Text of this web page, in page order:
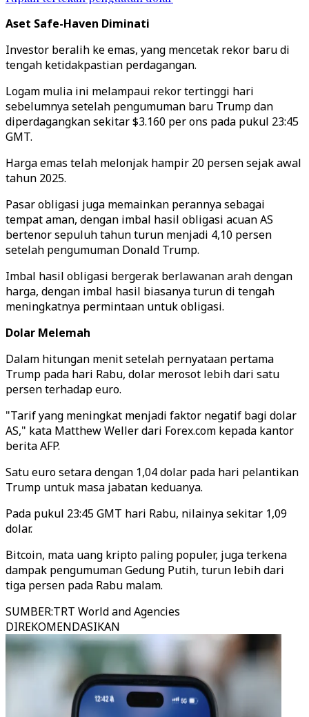
Aset Safe-Haven Diminati
Investor beralih ke emas, yang mencetak rekor baru di
tengah ketidakpastian perdagangan.
Logam mulia ini melampaui rekor tertinggi hari
sebelumnya setelah pengumuman baru Trump dan
diperdagangkan sekitar $3.160 per ons pada pukul 23:45
GMT.
Harga emas telah melonjak hampir 20 persen sejak awal
tahun 2025.
Pasar obligasi juga memainkan perannya sebagai
tempat aman, dengan imbal hasil obligasi acuan AS
bertenor sepuluh tahun turun menjadi 4,10 persen
setelah pengumuman Donald Trump.
Imbal hasil obligasi bergerak berlawanan arah dengan
harga, dengan imbal hasil biasanya turun di tengah
meningkatnya permintaan untuk obligasi.
Dolar Melemah
Dalam hitungan menit setelah pernyataan pertama
Trump pada hari Rabu, dolar merosot lebih dari satu
persen terhadap euro.
"Tarif yang meningkat menjadi faktor negatif bagi dolar
AS," kata Matthew Weller dari Forex.com kepada kantor
berita AFP.
Satu euro setara dengan 1,04 dolar pada hari pelantikan
Trump untuk masa jabatan keduanya.
Pada pukul 23:45 GMT hari Rabu, nilainya sekitar 1,09
dolar.
Bitcoin, mata uang kripto paling populer, juga terkena
dampak pengumuman Gedung Putih, turun lebih dari
tiga persen pada Rabu malam.
SUMBER:TRT World and Agencies
DIREKOMENDASIKAN